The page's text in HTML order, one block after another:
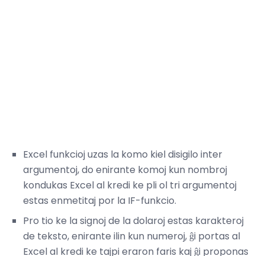
Excel funkcioj uzas la komo kiel disigilo inter
argumentoj, do enirante komoj kun nombroj
kondukas Excel al kredi ke pli ol tri argumentoj
estas enmetitaj por la IF-funkcio.
Pro tio ke la signoj de la dolaroj estas karakteroj
de teksto, enirante ilin kun numeroj, ĝi portas al
Excel al kredi ke tajpi eraron faris kaj ĝi proponas